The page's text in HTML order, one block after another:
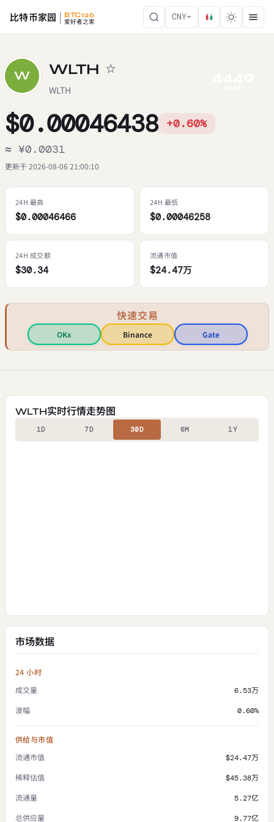
比特币家园
BTC126
爱好者之家
CNY
W WLTH
WLTH
$0.00046438 +0.60%
≈ ¥0.0031
更新于 2026-08-06 21:00:10
24H 最高
$0.00046466
24H 最低
$0.00046258
24H 成交额
$30.34
流通市值
$24.47万
快速交易
OKx Binance Gate
WLTH实时行情走势图
1D 7D 30D 6M 1Y
市场数据
24 小时
成交量
6.53万
波幅 0.60%
供给与市值
流通市值
$24.47万
稀释估值 $45.38万
流通量 5.27亿
总供应量 9.77亿